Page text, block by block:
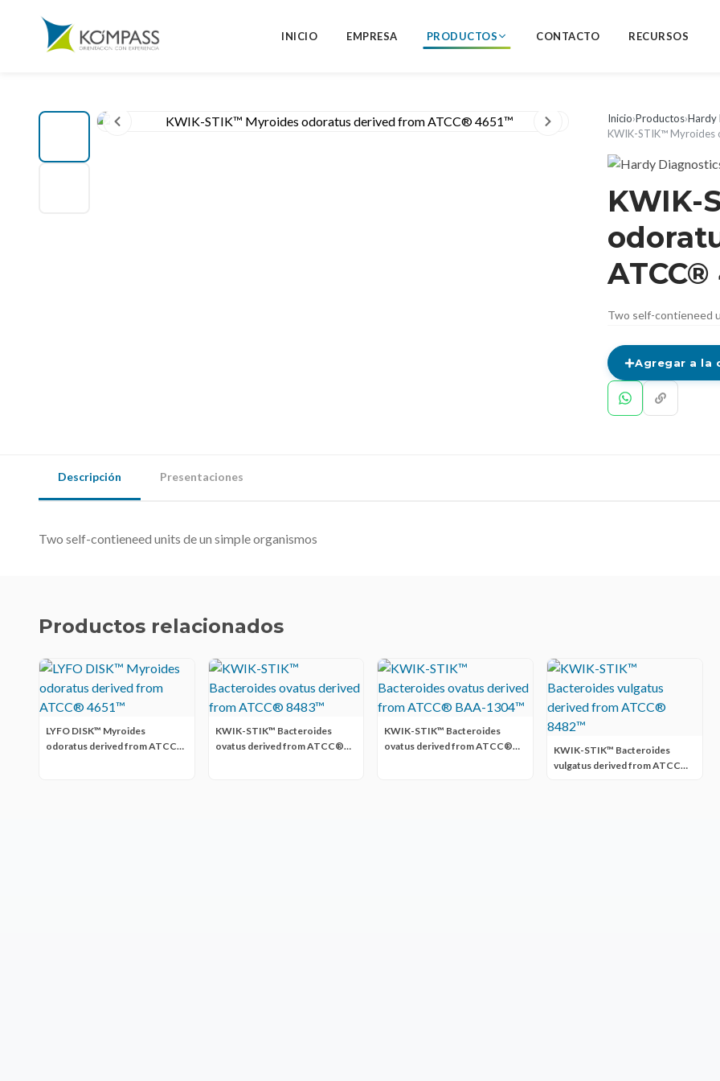
INICIO EMPRESA PRODUCTOS CONTACTO RECURSOS
Inicio›Productos›Hardy
KWIK-STIK™
KWIK-
Two self-contieneed
Agregar a la
Descripción Presentaciones
Two self-contieneed units de un simple organismos
Productos relacionados
LYFO DISK™ Myroides
odoratus derived from ATCC®
KWIK-STIK™ Bacteroides
ovatus derived from ATCC®
KWIK-STIK™ Bacteroides
ovatus derived from ATCC®
KWIK-STIK™ Bacteroides
vulgatus derived from ATCC®